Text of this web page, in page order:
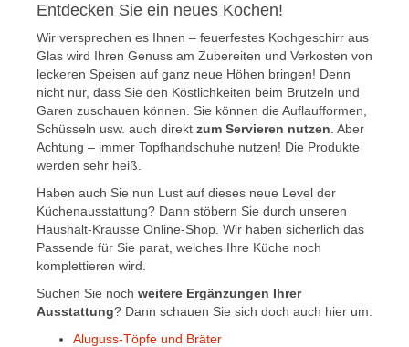
Entdecken Sie ein neues Kochen!
Wir versprechen es Ihnen – feuerfestes Kochgeschirr aus
Glas wird Ihren Genuss am Zubereiten und Verkosten von
leckeren Speisen auf ganz neue Höhen bringen! Denn
nicht nur, dass Sie den Köstlichkeiten beim Brutzeln und
Garen zuschauen können. Sie können die Auflaufformen,
Schüsseln usw. auch direkt zum Servieren nutzen . Aber
Achtung – immer Topfhandschuhe nutzen! Die Produkte
werden sehr heiß.
Haben auch Sie nun Lust auf dieses neue Level der
Küchenausstattung? Dann stöbern Sie durch unseren
Haushalt-Krausse Online-Shop. Wir haben sicherlich das
Passende für Sie parat, welches Ihre Küche noch
komplettieren wird.
Suchen Sie noch weitere Ergänzungen Ihrer
Ausstattung? Dann schauen Sie sich doch auch hier um:
Aluguss-Töpfe und Bräter